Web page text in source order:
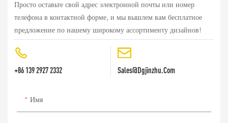
Просто оставьте свой адрес электронной почты или номер
телефона в контактной форме, и мы вышлем вам бесплатное
предложение по нашему широкому ассортименту дизайнов!
+86 139 2927 2332 Sales@dgjinzhu.com
Имя